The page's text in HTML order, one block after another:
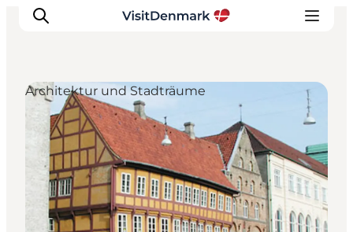
Inspiration
Regionen
Erlebnisse
Unterkünfte
Reiseplanung
Architektur und Stadträume